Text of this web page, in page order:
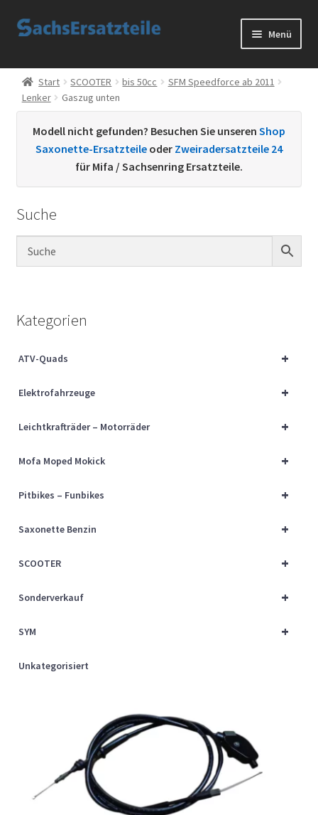
Zur
Zum
Menü
Start
AGB
Datenschutzerklärung
Kontakt
Sachs Ersatzteile
Über uns
Start SCOOTER bis 50cc
SFM Speedforce ab 2011
Lenker
Gaszug unten
Modell nicht gefunden? Besuchen Sie unseren Shop
Saxonette-Ersatzteile oder Zweiradersatzteile 24
für Mifa / Sachsenring Ersatzteile.
Suche
Kategorien
+
ATV-Quads
+
Elektrofahrzeuge
+
Leichtkrafträder – Motorräder
+
Mofa Moped Mokick
+
Pitbikes – Funbikes
+
Saxonette Benzin
+
SCOOTER
+
Sonderverkauf
+
SYM
Unkategorisiert